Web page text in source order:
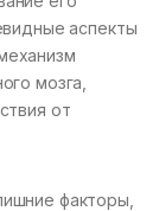
аспекты
мозга,
от
факторы,